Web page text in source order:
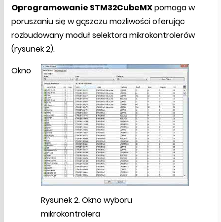
Oprogramowanie STM32CubeMXpomaga w
poruszaniu się w gąszczu możliwości oferując
rozbudowany moduł selektora mikrokontrolerów
(rysunek 2).
Rysunek 2. Okno wyboru
mikrokontrolera
Okno